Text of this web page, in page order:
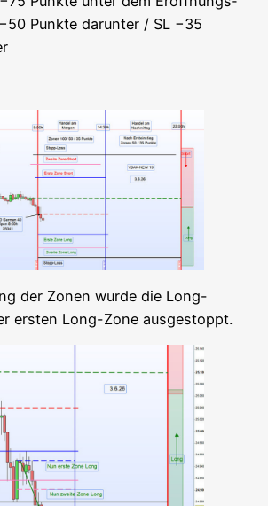
Punk­te dar­un­ter / SL −35
der Zonen wur­de die Long-
ers­ten Long-Zone ausgestoppt.